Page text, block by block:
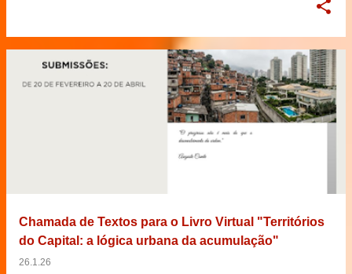
Chamada de Textos para o Livro Virtual "Territórios
do Capital: a lógica urbana da acumulação"
26.1.26